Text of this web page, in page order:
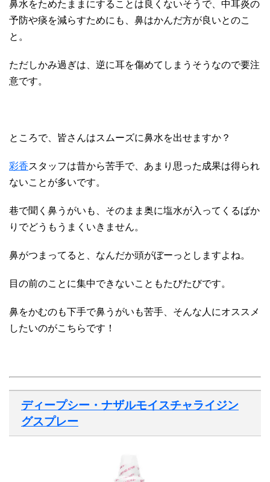
鼻水をためたままにすることは良くないそうで、中耳炎の
予防や痰を減らすためにも、鼻はかんだ方が良いとのこ
と。
ただしかみ過ぎは、逆に耳を傷めてしまうそうなので要注
意です。
ところで、皆さんはスムーズに鼻水を出せますか？
彩香スタッフは昔から苦手で、あまり思った成果は得られ
ないことが多いです。
巷で聞く鼻うがいも、そのまま奥に塩水が入ってくるばか
りでどうもうまくいきません。
鼻がつまってると、なんだか頭がぼーっとしますよね。
目の前のことに集中できないこともたびたびです。
鼻をかむのも下手で鼻うがいも苦手、そんな人にオススメ
したいのがこちらです！
ディープシー・ナザルモイスチャライジン
グスプレー